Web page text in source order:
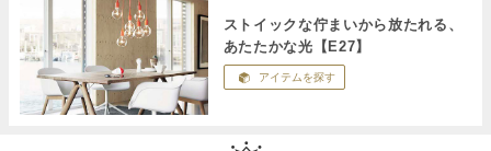
ストイックな佇まいから放たれる、
あたたかな光【E27】
アイテムを探す